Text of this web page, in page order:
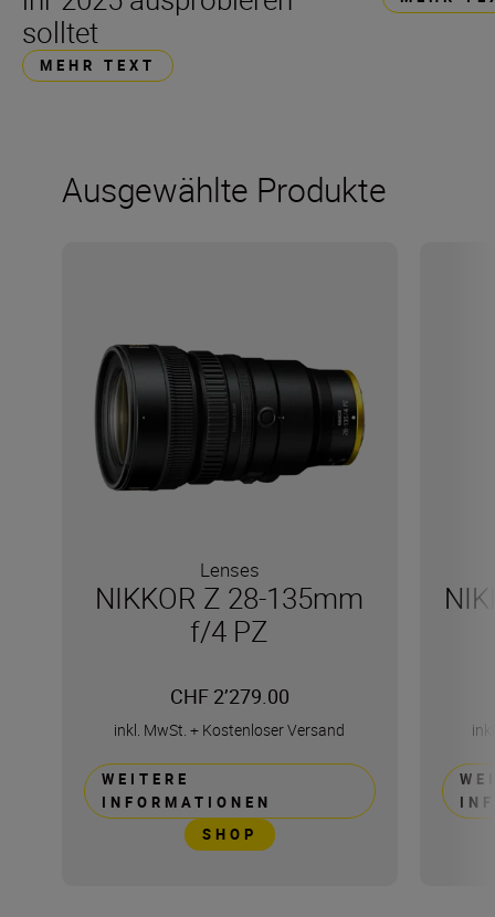
solltet
MEHR TEXT
Ausgewählte Produkte
Lenses
NIKKOR Z 28-135mm
f/4 PZ
CHF 2’279.00
inkl. MwSt. + Kostenloser Versand
WEITERE
INFORMATIONEN
SHOP